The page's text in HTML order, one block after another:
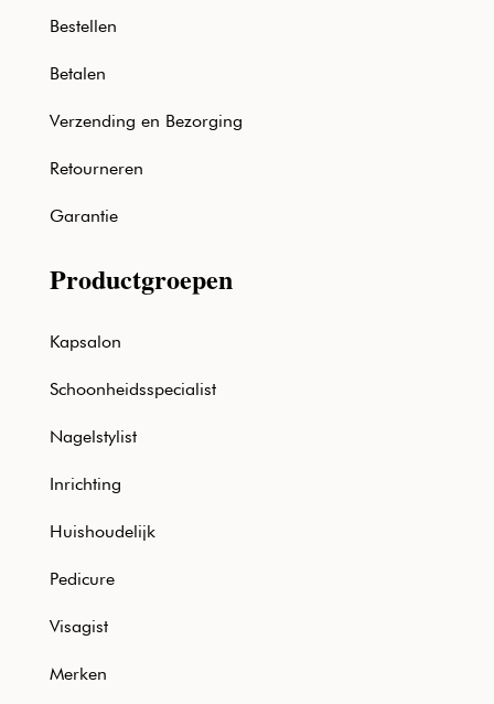
Bestellen
Betalen
Verzending en Bezorging
Retourneren
Garantie
Productgroepen
Kapsalon
Schoonheidsspecialist
Nagelstylist
Inrichting
Huishoudelijk
Pedicure
Visagist
Merken